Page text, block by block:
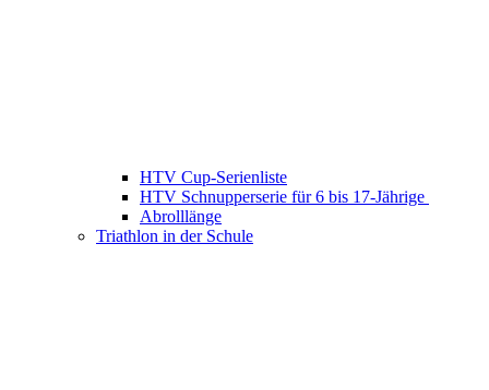
HTV Cup-Serienliste
HTV Schnupperserie für 6 bis 17-Jährige
Abrolllänge
Triathlon in der Schule